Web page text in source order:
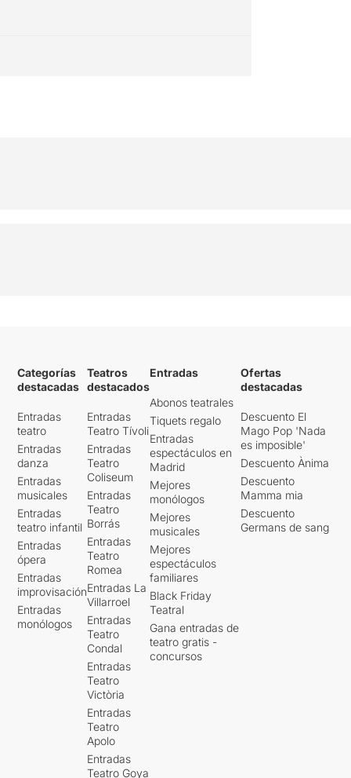
Categorías
destacadas
Entradas
teatro
Entradas
danza
Entradas
musicales
Entradas
teatro infantil
Entradas
ópera
Entradas
improvisación
Entradas
monólogos
Teatros
destacados
Entradas
Teatro Tívoli
Entradas
Teatro
Coliseum
Entradas
Teatro
Borrás
Entradas
Teatro
Romea
Entradas La
Villarroel
Entradas
Teatro
Condal
Entradas
Teatro
Victòria
Entradas
Teatro
Apolo
Entradas
Teatro Goya
Entradas
Abonos teatrales
Tiquets regalo
Entradas
espectáculos en
Madrid
Mejores
monólogos
Mejores
musicales
Mejores
espectáculos
familiares
Black Friday
Teatral
Gana entradas de
teatro gratis -
concursos
Ofertas
destacadas
Descuento El
Mago Pop 'Nada
es imposible'
Descuento Ànima
Descuento
Mamma mia
Descuento
Germans de sang